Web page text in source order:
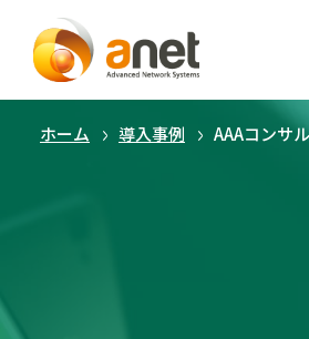
ホーム 導入事例 AAAコンサ